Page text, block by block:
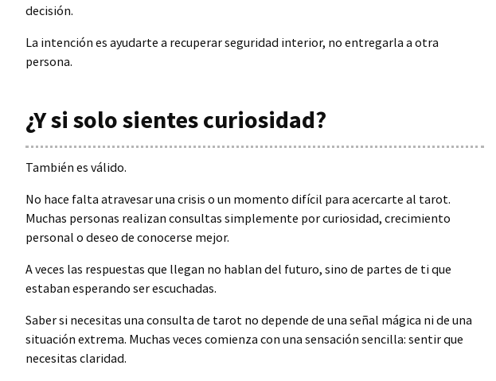
decisión.
La intención es ayudarte a recuperar seguridad interior, no entregarla a otra
persona.
¿Y si solo sientes curiosidad?
También es válido.
No hace falta atravesar una crisis o un momento difícil para acercarte al tarot.
Muchas personas realizan consultas simplemente por curiosidad, crecimiento
personal o deseo de conocerse mejor.
A veces las respuestas que llegan no hablan del futuro, sino de partes de ti que
estaban esperando ser escuchadas.
Saber si necesitas una consulta de tarot no depende de una señal mágica ni de una
situación extrema. Muchas veces comienza con una sensación sencilla: sentir que
necesitas claridad.